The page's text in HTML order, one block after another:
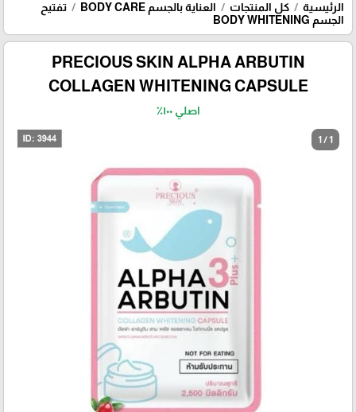
الرئيسية
كل المنتجات العناية بالجسم BODY CARE
تفتيح
الجسم BODY WHITENING
PRECIOUS SKIN ALPHA ARBUTIN
COLLAGEN WHITENING CAPSULE
اصلي ١٠٠٪؜
1 / 1